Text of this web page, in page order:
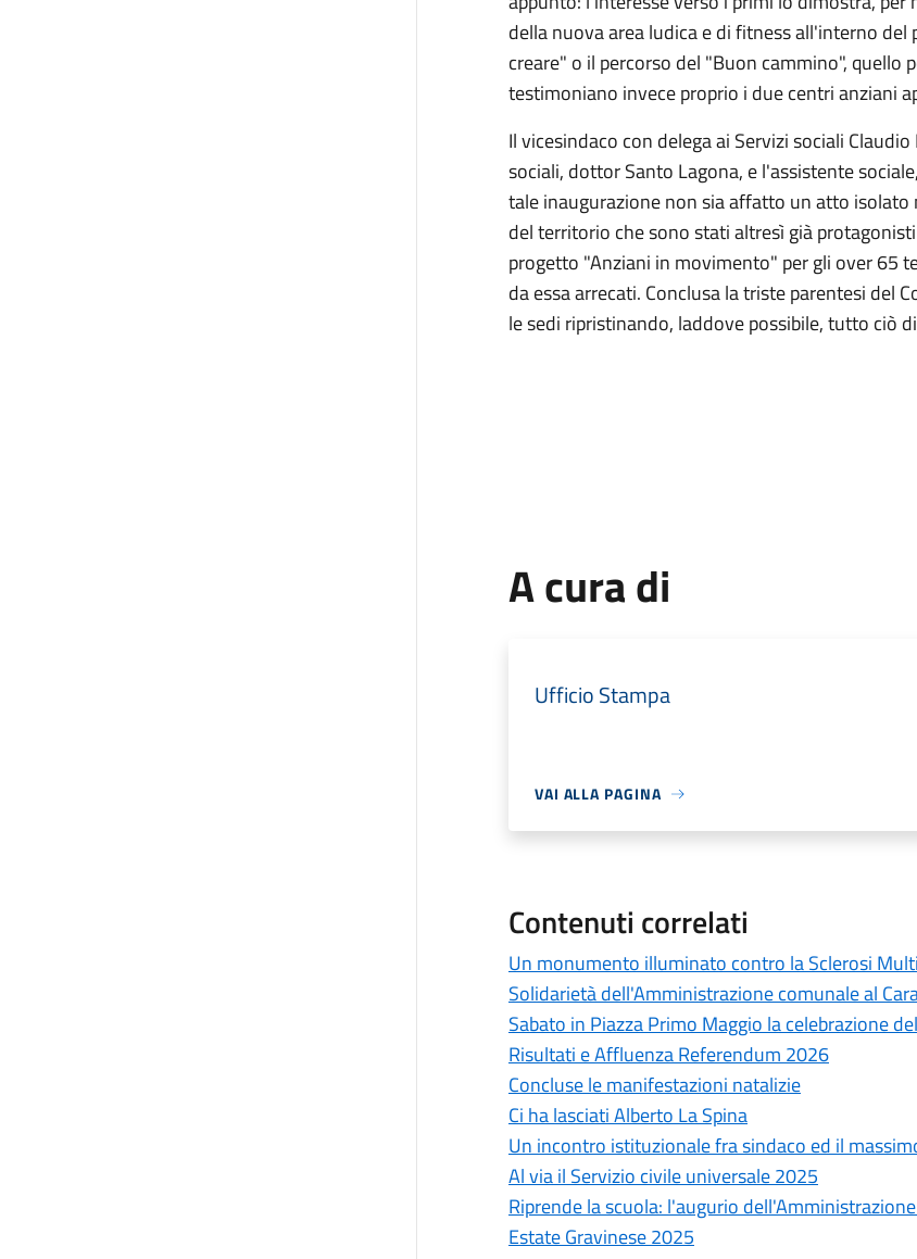
della nuova area ludica e di fitness all'interno
creare" o il percorso del "Buon cammino", quello
testimoniano invece proprio i due centri anziani
Il vicesindaco con delega ai Servizi sociali
sociali, dottor Santo Lagona, e l'assistente
tale inaugurazione non sia affatto un atto
del territorio che sono stati altresì già
progetto "Anziani in movimento" per gli over 65
da essa arrecati. Conclusa la triste parentesi del
le sedi ripristinando, laddove possibile, tutto ciò
A cura di
Ufficio Stampa
VAI ALLA PAGINA
Contenuti correlati
Un monumento illuminato contro la Sclerosi
Solidarietà dell'Amministrazione comunale al
Sabato in Piazza Primo Maggio la celebrazione
Risultati e Affluenza Referendum 2026
Concluse le manifestazioni natalizie
Ci ha lasciati Alberto La Spina
Un incontro istituzionale fra sindaco ed il
Al via il Servizio civile universale 2025
Riprende la scuola: l'augurio
Estate Gravinese 2025